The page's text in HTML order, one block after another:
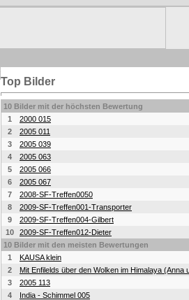
Top Bilder
10 Bilder mit der höchsten Bewertung
1
2000 015
2
2005 011
3
2005 039
4
2005 063
5
2005 066
6
2005 067
7
2008-SF-Treffen0050
8
2009-SF-Treffen001-Transporter
9
2009-SF-Treffen004-Gilbert
10
2009-SF-Treffen012-Dieter
10 Bilder mit den meisten Bewertungen
1
KAUSA klein
2
Mit Enfilelds über den Wolken im Himalaya (Anna
3
2005 113
4
India - Schimmel 005